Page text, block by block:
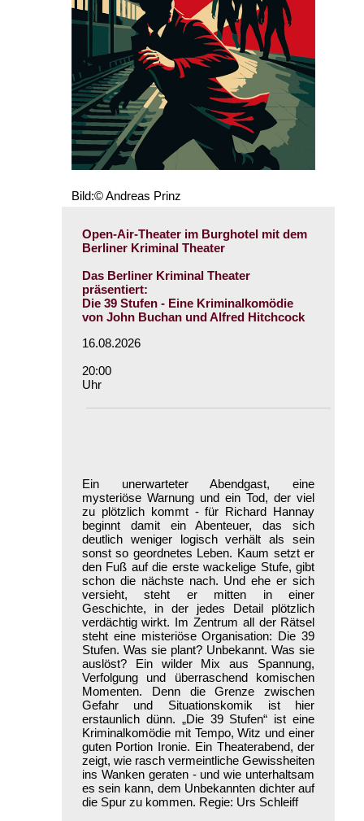
Bild:© Andreas Prinz
Open-Air-Theater im Burghotel mit dem
Berliner Kriminal Theater
Das Berliner Kriminal Theater
präsentiert:
Die 39 Stufen - Eine Kriminalkomödie
von John Buchan und Alfred Hitchcock
16.08.2026
20:00
Uhr
Ein unerwarteter Abendgast, eine
mysteriöse Warnung und ein Tod, der viel
zu plötzlich kommt - für Richard Hannay
beginnt damit ein Abenteuer, das sich
deutlich weniger logisch verhält als sein
sonst so geordnetes Leben. Kaum setzt er
den Fuß auf die erste wackelige Stufe, gibt
schon die nächste nach. Und ehe er sich
versieht, steht er mitten in einer
Geschichte, in der jedes Detail plötzlich
verdächtig wirkt. Im Zentrum all der Rätsel
steht eine misteriöse Organisation: Die 39
Stufen. Was sie plant? Unbekannt. Was sie
auslöst? Ein wilder Mix aus Spannung,
Verfolgung und überraschend komischen
Momenten. Denn die Grenze zwischen
Gefahr und Situationskomik ist hier
erstaunlich dünn. „Die 39 Stufen“ ist eine
Kriminalkomödie mit Tempo, Witz und einer
guten Portion Ironie. Ein Theaterabend, der
zeigt, wie rasch vermeintliche Gewissheiten
ins Wanken geraten - und wie unterhaltsam
es sein kann, dem Unbekannten dichter auf
die Spur zu kommen. Regie: Urs Schleiff